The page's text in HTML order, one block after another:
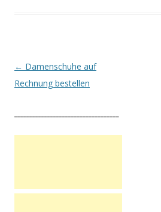
Artikel-Navigation
← Damenschuhe auf
Rechnung bestellen